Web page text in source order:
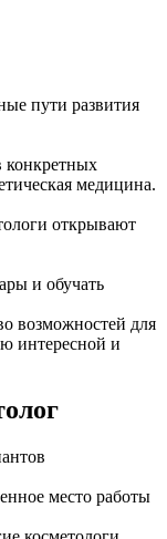
пути развития
конкретных
медицина.
открывают
и обучать
возможностей для
интересной и
место работы